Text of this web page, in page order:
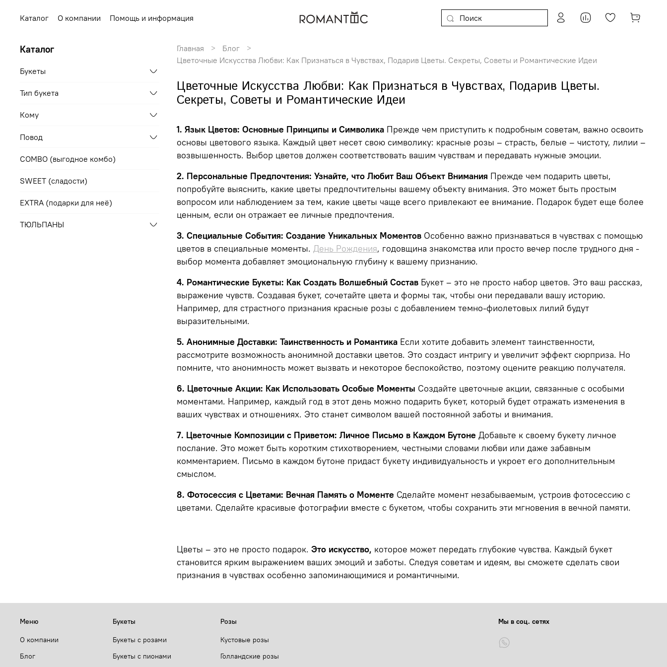
Каталог О компании Помощь и информация
Главная
Блог
Цветочные Искусства Любви: Как Признаться в Чувствах, Подарив Цветы. Секреты, Советы и Романтические Идеи
Цветочные Искусства Любви: Как Признаться в Чувствах, Подарив Цветы.
Секреты, Советы и Романтические Идеи
1. Язык Цветов: Основные Принципы и СимволикаПрежде чем приступить к подробным советам, важно освоить
основы цветового языка. Каждый цвет несет свою символику: красные розы – страсть, белые – чистоту, лилии –
возвышенность. Выбор цветов должен соответствовать вашим чувствам и передавать нужные эмоции.
2. Персональные Предпочтения: Узнайте, что Любит Ваш Объект Внимания Прежде чем подарить цветы,
попробуйте выяснить, какие цветы предпочтительны вашему объекту внимания. Это может быть простым
вопросом или наблюдением за тем, какие цветы чаще всего привлекают ее внимание. Подарок будет еще более
ценным, если он отражает ее личные предпочтения.
3. Специальные События: Создание Уникальных МоментовОсобенно важно признаваться в чувствах с помощью
цветов в специальные моменты. День Рождения, годовщина знакомства или просто вечер после трудного дня -
выбор момента добавляет эмоциональную глубину к вашему признанию.
4. Романтические Букеты: Как Создать Волшебный СоставБукет – это не просто набор цветов. Это ваш рассказ,
выражение чувств. Создавая букет, сочетайте цвета и формы так, чтобы они передавали вашу историю.
Например, для страстного признания красные розы с добавлением темно-фиолетовых лилий будут
выразительными.
5. Анонимные Доставки: Таинственность и РомантикаЕсли хотите добавить элемент таинственности,
рассмотрите возможность анонимной доставки цветов. Это создаст интригу и увеличит эффект сюрприза. Но
помните, что анонимность может вызвать и некоторое беспокойство, поэтому оцените реакцию получателя.
6. Цветочные Акции: Как Использовать Особые Моменты Создайте цветочные акции, связанные с особыми
моментами. Например, каждый год в этот день можно подарить букет, который будет отражать изменения в
ваших чувствах и отношениях. Это станет символом вашей постоянной заботы и внимания.
7. Цветочные Композиции с Приветом: Личное Письмо в Каждом Бутоне Добавьте к своему букету личное
послание. Это может быть коротким стихотворением, честными словами любви или даже забавным
комментарием. Письмо в каждом бутоне придаст букету индивидуальность и укроет его дополнительным
смыслом.
8. Фотосессия с Цветами: Вечная Память о Моменте Сделайте момент незабываемым, устроив фотосессию с
цветами. Сделайте красивые фотографии вместе с букетом, чтобы сохранить эти мгновения в вечной памяти.
Цветы – это не просто подарок. Это искусство, которое может передать глубокие чувства. Каждый букет
становится ярким выражением ваших эмоций и заботы. Следуя советам и идеям, вы сможете сделать свои
признания в чувствах особенно запоминающимися и романтичными.
Каталог
Букеты
Тип букета
Кому
Повод
COMBO (выгодное комбо)
SWEET (сладости)
EXTRA (подарки для неё)
ТЮЛЬПАНЫ
Меню
О компании
Блог
Букеты
Букеты с розами
Букеты с пионами
Розы
Кустовые розы
Голландские розы
Мы в соц. сетях